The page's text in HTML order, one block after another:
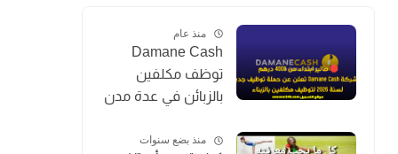
منذ عام
Damane Cash
توظف مكلفين
بالزبائن في عدة مدن
(Chargé de
منذ بضع سنوات